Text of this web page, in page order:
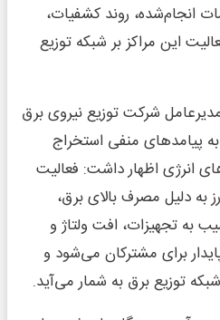
انجام‌شده، روند کشفیات،
این مراکز بر شبکه توزیع
شرکت توزیع نیروی برق
پیامدهای منفی استخراج
انرژی اظهار داشت: فعالیت
به دلیل مصرف بالای برق،
به تجهیزات، افت ولتاژ و
برای مشترکان می‌شود و
توزیع برق به شمار می‌آید.